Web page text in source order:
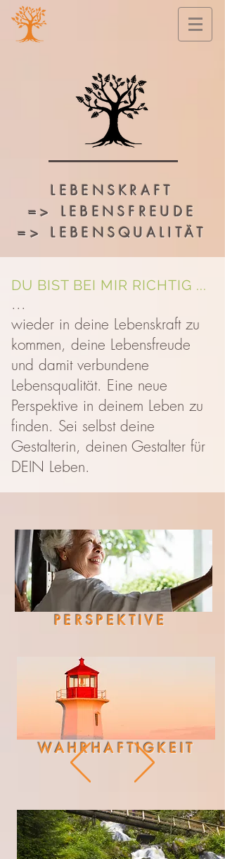
LEBENSKRAFT
=> LEBENSFREUDE
=> LEBENSQUALITÄT
DU BIST BEI MIR RICHTIG ...
...
wieder in deine Lebenskraft zu
kommen, deine Lebensfreude
und damit verbundene
Lebensqualität. Eine neue
Perspektive in deinem Leben zu
finden. Sei selbst deine
Gestalterin, deinen Gestalter für
DEIN Leben.
PERSPEKTIVE
WAHRHAFTIGKEIT